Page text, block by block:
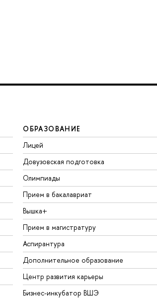
ОБРАЗОВАНИЕ
Лицей
Довузовская подготовка
Олимпиады
Прием в бакалавриат
Вышка+
Прием в магистратуру
Аспирантура
Дополнительное образование
Центр развития карьеры
Бизнес-инкубатор ВШЭ